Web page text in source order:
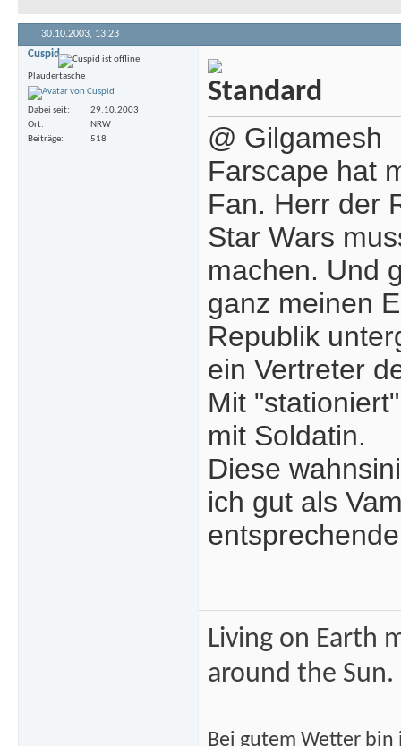
30.10.2003, 13:23
Cuspid
Plaudertasche
Dabei seit
29.10.2003
Ort
NRW
Beiträge
518
@ Gilgamesh
Farscape hat
Fan. Herr der
Star Wars
machen. Und
ganz meinen
Republik
ein Vertreter
Mit
mit Soldatin.
Diese
ich gut als
Living on Earth
around the Sun.
Bei gutem Wetter